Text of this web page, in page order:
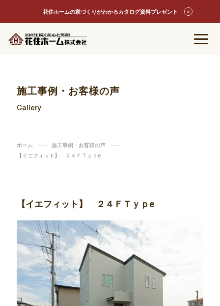
花住ホームの家づくりがわかるカタログ資料プレゼント
施工事例・お客様の声
Gallery
ホーム
施工事例・お客様の声
【イエフィット】 ２４ＦＴｙｐe
【イエフィット】 ２４ＦＴｙｐe